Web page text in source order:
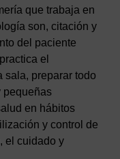
que trabaja en
son, citación y
del paciente
el
sala, preparar todo
pequeñas
en hábitos
y control de
el cuidado y